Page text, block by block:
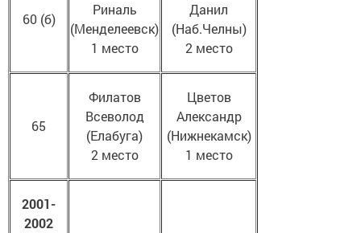
60 (б)
Риналь
(Менделеевск)
1 место
Данил
(Наб.Челны)
2 место
65
Филатов
Всеволод
(Елабуга)
2 место
Цветов
Александр
(Нижнекамск)
1 место
2001-
2002